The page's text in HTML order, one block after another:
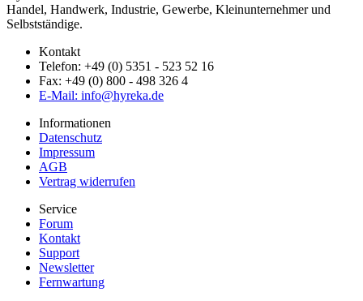
Handel, Handwerk, Industrie, Gewerbe, Kleinunternehmer und
Selbstständige.
Kontakt
Telefon: +49 (0) 5351 - 523 52 16
Fax: +49 (0) 800 - 498 326 4
E-Mail: info@hyreka.de
Informationen
Datenschutz
Impressum
AGB
Vertrag widerrufen
Service
Forum
Kontakt
Support
Newsletter
Fernwartung